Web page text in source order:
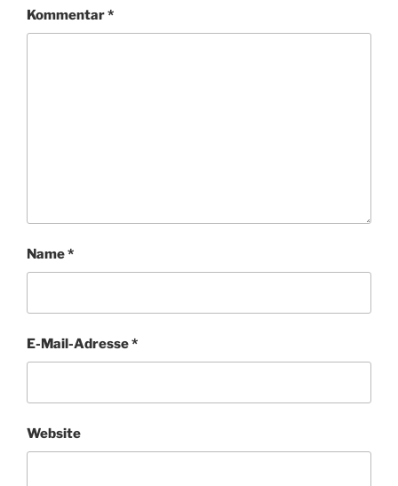
Kommentar*
Name*
E-Mail-Adresse*
Website